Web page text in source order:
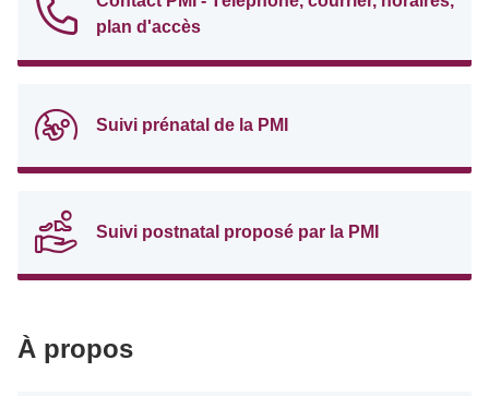
plan d'accès
Suivi prénatal de la PMI
Suivi postnatal proposé par la PMI
À propos